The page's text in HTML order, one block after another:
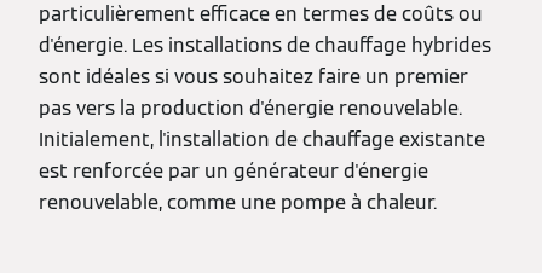
particulièrement efficace en termes de coûts ou
d'énergie. Les installations de chauffage hybrides
sont idéales si vous souhaitez faire un premier
pas vers la production d'énergie renouvelable.
Initialement, l'installation de chauffage existante
est renforcée par un générateur d'énergie
renouvelable, comme une pompe à chaleur.